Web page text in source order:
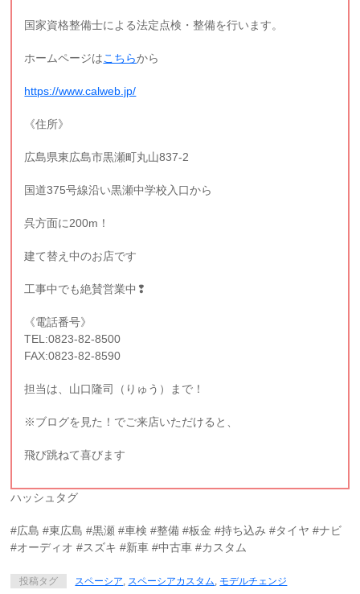
国家資格整備士による法定点検・整備を行います。
ホームページはこちらから
https://www.calweb.jp/
《住所》
広島県東広島市黒瀬町丸山837-2
国道375号線沿い黒瀬中学校入口から
呉方面に200m！
建て替え中のお店です
工事中でも絶賛営業中❢
《電話番号》
TEL:0823-82-8500
FAX:0823-82-8590
担当は、山口隆司（りゅう）まで！
※ブログを見た！でご来店いただけると、
飛び跳ねて喜びます
ハッシュタグ
#広島 #東広島 #黒瀬 #車検 #整備 #板金 #持ち込み #タイヤ #ナビ
#オーディオ #スズキ #新車 #中古車 #カスタム
投稿タグ スペーシア スペーシアカスタム モデルチェンジ